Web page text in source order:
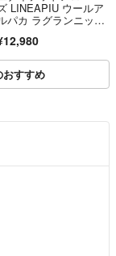
LINEAPIU ウールア
パカ ラグランニッ
おすすめ